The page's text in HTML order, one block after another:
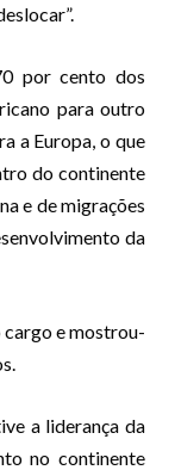
por cento dos
para outro
a Europa, o que
do continente
e de migrações
da
e mostrou-
a liderança da
no continente